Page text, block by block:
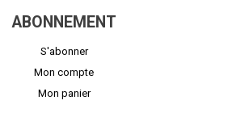
ABONNEMENT
S'abonner
Mon compte
Mon panier